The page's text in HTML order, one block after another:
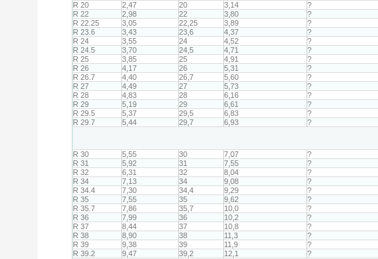
R 20 2,47 20 3,14 ?
R 22
2,98 22 3,80 ?
R 22.25
3,05 22,25 3,89 ?
R 23.6
3,43 23,6 4,37 ?
R 24
3,55 24 4,52 ?
R 24.5
3,70 24,5 4,71 ?
R 25
3,85 25 4,91
?
R 26
4,17 26 5,31 ?
R 26.7
4,40 26,7 5,60 ?
R 27
4,49 27 5,73 ?
R 28
4,83 28 6,16 ?
R 29
5,19 29 6,61 ?
R 29.5
5,37 29,5 6,83 ?
R 29.7
5,44 29,7 6,93 ?
R 30 5,55 30 7,07 ?
R 31
5,92 31 7,55 ?
R 32
6,31 32 8,04 ?
R 34
7,13 34 9,08 ?
R 34.4
7,30 34,4 9,29 ?
R 35
7,55 35 9,62 ?
R 35.7
7,86 35,7 10,0 ?
R 36
7,99 36 10,2 ?
R 37
8,44 37 10,8 ?
R 38
8,90 38 11,3 ?
R 39
9,38 39 11,9 ?
R 39.2
9,47 39,2 12,1 ?